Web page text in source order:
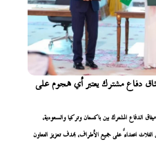
دفاع مشترك يعتبر أي هجوم على
الدفاع المشترك بين باكستان وتركيا والسعودية،
اعتداءً على جميع الأطراف، بهدف تعزيز التعاون